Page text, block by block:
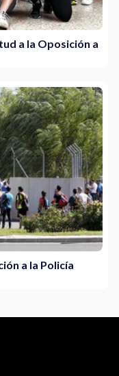
a la Oposición a
a la Policía